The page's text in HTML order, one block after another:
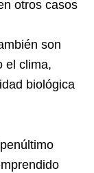
otros casos
son
el clima,
biológica